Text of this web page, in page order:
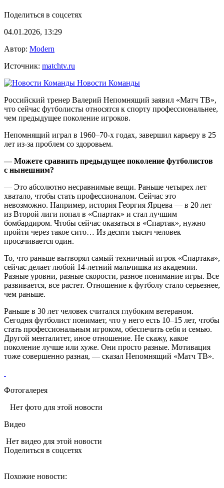
Поделиться в соцсетях
04.01.2026, 13:29
Автор: Modern
Источник: matchtv.ru
Новости Команды
Российский тренер Валерий Непомнящий заявил «Матч ТВ»,
что сейчас футболисты относятся к спорту профессиональнее,
чем предыдущее поколение игроков.
Непомнящий играл в 1960–70‑х годах, завершил карьеру в 25
лет из‑за проблем со здоровьем.
— Можете сравнить предыдущее поколение футболистов
с нынешним?
— Это абсолютно несравнимые вещи. Раньше четырех лет
хватало, чтобы стать профессионалом. Сейчас это
невозможно. Например, история Георгия Ярцева — в 20 лет
из Второй лиги попал в «Спартак» и стал лучшим
бомбардиром. Чтобы сейчас оказаться в «Спартак», нужно
пройти через такое сито… Из десяти тысяч человек
просачивается один.
То, что раньше вытворял самый техничный игрок «Спартака»,
сейчас делает любой 14‑летний мальчишка из академии.
Разные уровни, разные скорости, разное понимание игры. Все
развивается, все растет. Отношение к футболу стало серьезнее,
чем раньше.
Раньше в 30 лет человек считался глубоким ветераном.
Сегодня футболист понимает, что у него есть 10–15 лет, чтобы
стать профессиональным игроком, обеспечить себя и семью.
Другой менталитет, иное отношение. Не скажу, какое
поколение лучше или хуже. Они просто разные. Мотивация
тоже совершенно разная, — сказал Непомнящий «Матч ТВ».
Фотогалерея
Нет фото для этой новости
Видео
Нет видео для этой новости
Поделиться в соцсетях
Похожие новости: